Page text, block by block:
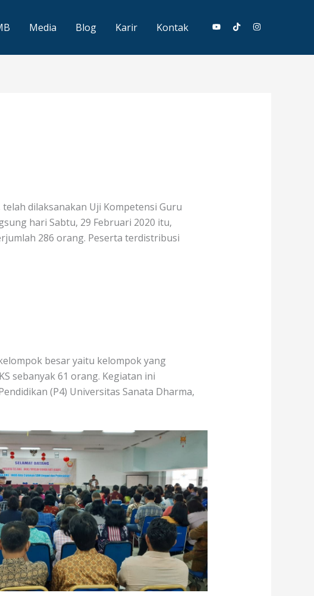
Media Blog Karir Kontak
telah dilaksanakan Uji Kompetensi Guru
hari Sabtu, 29 Februari 2020 itu,
286 orang. Peserta terdistribusi
besar yaitu kelompok yang
sebanyak 61 orang. Kegiatan ini
(P4) Universitas Sanata Dharma,